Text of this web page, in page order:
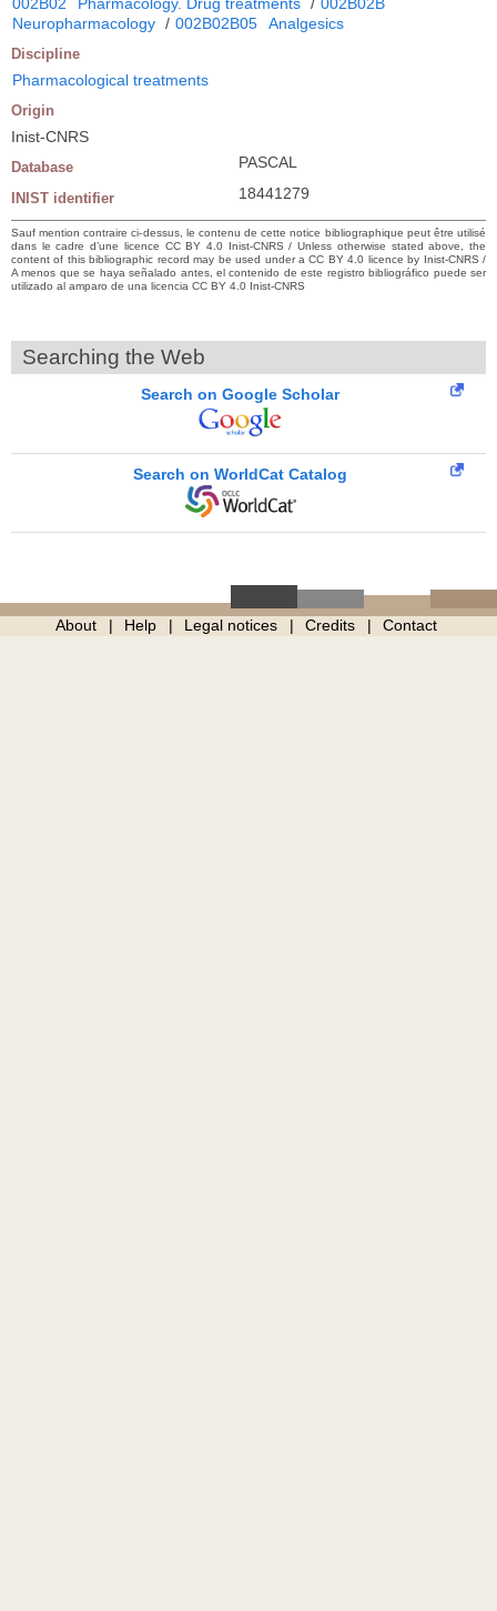
Neuropharmacology / 002B02B05 Analgesics
Discipline
Pharmacological treatments
Origin
Inist-CNRS
Database PASCAL
INIST identifier 18441279
Sauf mention contraire ci-dessus, le contenu de cette notice bibliographique peut être utilisé
dans le cadre d’une licence CC BY 4.0 Inist-CNRS / Unless otherwise stated above, the
content of this bibliographic record may be used under a CC BY 4.0 licence by Inist-CNRS /
A menos que se haya señalado antes, el contenido de este registro bibliográfico puede ser
utilizado al amparo de una licencia CC BY 4.0 Inist-CNRS
Searching the Web
Search on Google Scholar
Search on WorldCat Catalog
About Help Legal notices Credits Contact